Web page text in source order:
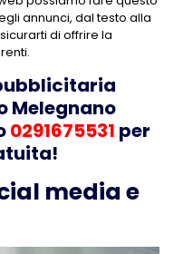
annunci, dal testo alla
di offrire la
Melegnano
0291675531 per
media e